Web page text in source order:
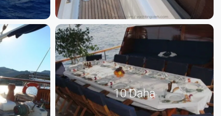
10 Daha